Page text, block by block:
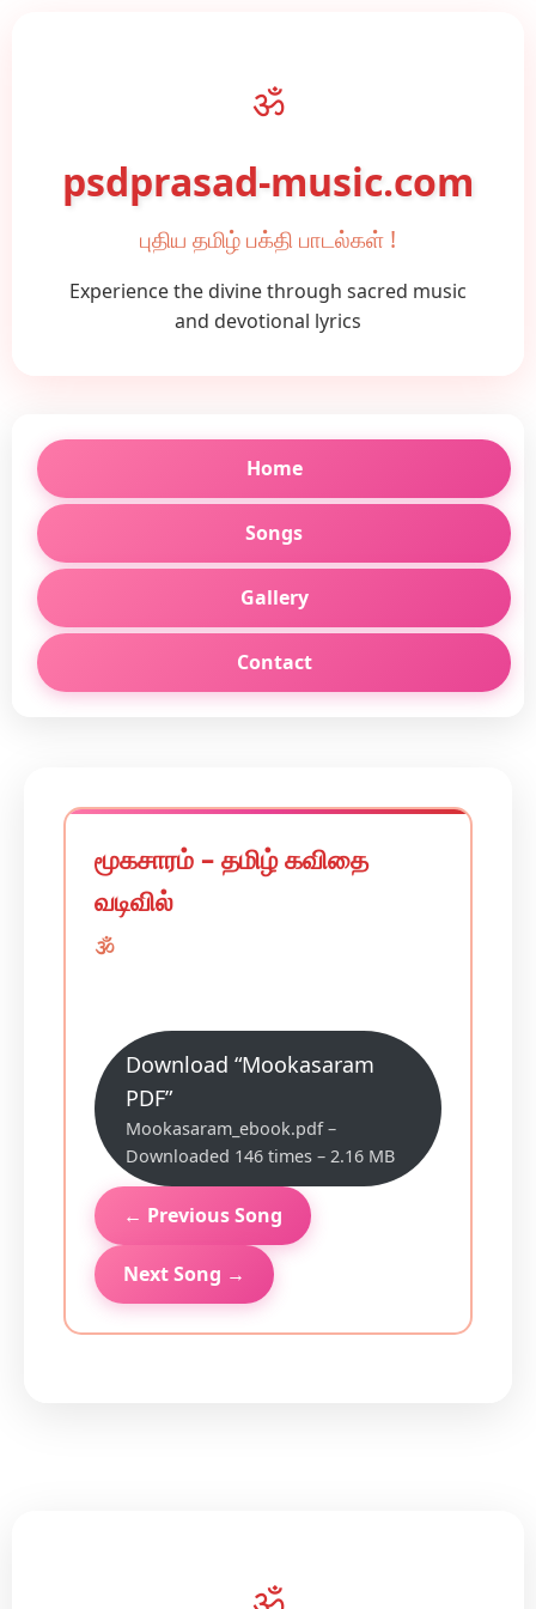
ॐ
psdprasad-music.com
புதிய தமிழ் பக்தி பாடல்கள் !
Experience the divine through sacred music
and devotional lyrics
Home
Songs
Gallery
Contact
மூகசாரம் – தமிழ் கவிதை
வடிவில்
🕉️
Download “Mookasaram
PDF”
Mookasaram_ebook.pdf –
Downloaded 146 times – 2.16 MB
← Previous Song
Next Song →